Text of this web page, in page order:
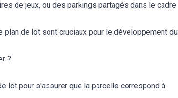
de jeux, ou des parkings partagés dans le cadre
de lot sont cruciaux pour le développement du
?
lot pour s'assurer que la parcelle correspond à